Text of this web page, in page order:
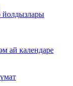
йолдызлары
ай календаре